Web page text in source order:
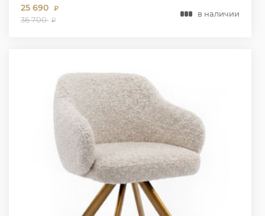
25 690 ₽
36 700 ₽
в наличии